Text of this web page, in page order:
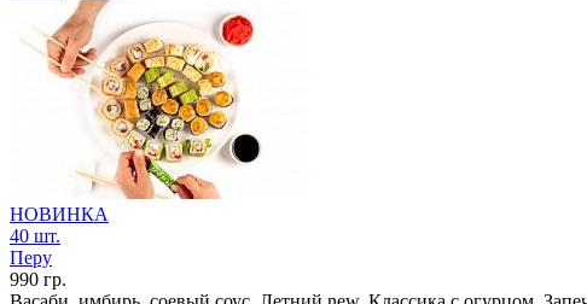
НОВИНКА
40 шт.
Перу
990 гр.